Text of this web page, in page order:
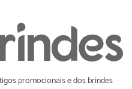
promocionais e dos brindes